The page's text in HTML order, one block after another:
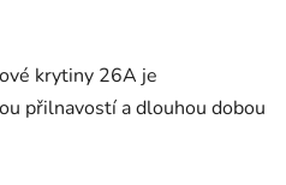
krytiny 26A je
přilnavostí a dlouhou dobou